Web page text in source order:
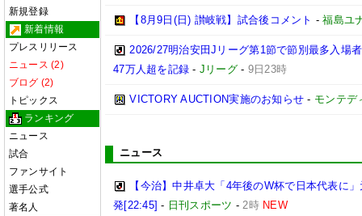
新規登録
新着情報
プレスリリース
ニュース (2)
ブログ (2)
トピックス
ランキング
ニュース
試合
ファンサイト
選手公式
著名人
【8月9日(日) 讃岐戦】試合後コメント -福島ユ
2026/27明治安田Jリーグ第1節で節別最多入場
47万人超を記録 - Jリーグ - 9日23時
VICTORY AUCTION実施のお知らせ - モンテデ
ニュース
【今治】中井卓大「4年後のW杯で日本代表に
発[22:45] - 日刊スポーツ -2時 NEW